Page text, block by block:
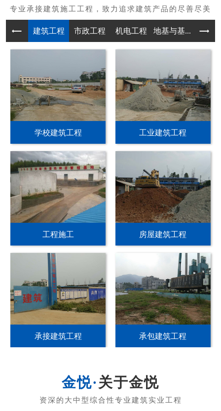
建筑工程 市政工程 机电工程 地基与基... 土石
学校建筑工程 工业建筑工程
工程施工 房屋建筑工程
承接建筑工程 承包建筑工程
关于金悦